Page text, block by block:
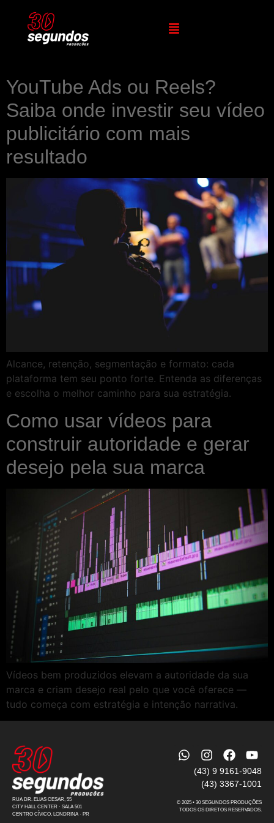
YouTube Ads ou Reels?
Saiba onde investir seu vídeo
publicitário com mais
resultado
Alcance, retenção, segmentação e formato: cada
plataforma tem seu ponto forte. Entenda as diferenças
e escolha o melhor caminho para sua estratégia.
Como usar vídeos para
construir autoridade e gerar
desejo pela sua marca
Vídeos bem produzidos elevam a autoridade da sua
marca e criam desejo real pelo que você oferece —
tudo começa com estratégia e intenção narrativa.
RUA DR. ELIAS CESAR, 55
CITY HALL CENTER · SALA 501
CENTRO CÍVICO, LONDRINA · PR
(43) 9 9161-9048
(43) 3367-1001
© 2025 • 30 SEGUNDOS PRODUÇÕES
TODOS OS DIRETOS RESERVADOS.